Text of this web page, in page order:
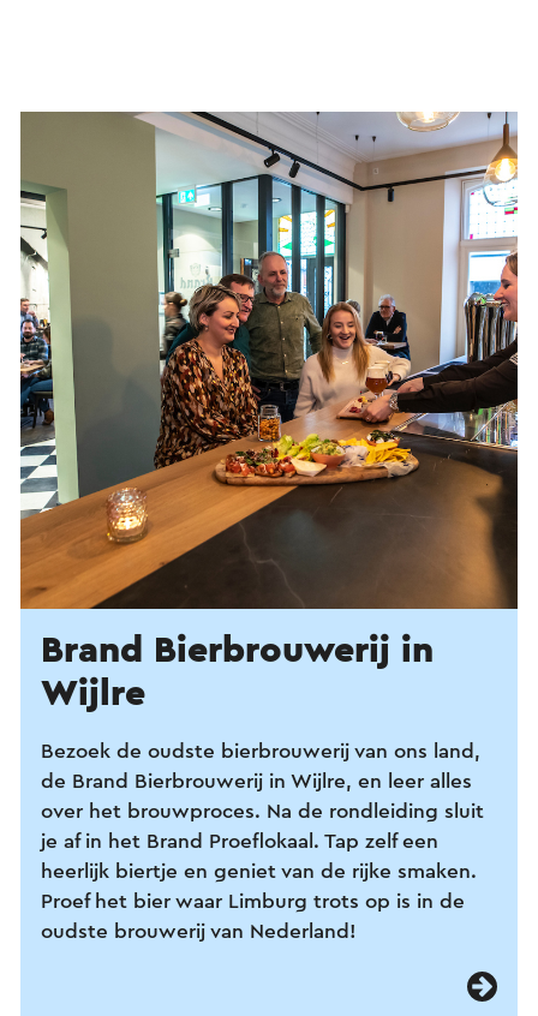
Brand Bierbrouwerij in
Wijlre
Bezoek de oudste bierbrouwerij van ons land,
de Brand Bierbrouwerij in Wijlre, en leer alles
over het brouwproces. Na de rondleiding sluit
je af in het Brand Proeflokaal. Tap zelf een
heerlijk biertje en geniet van de rijke smaken.
Proef het bier waar Limburg trots op is in de
oudste brouwerij van Nederland!